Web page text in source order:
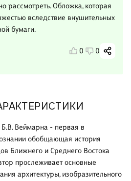
Веймарна - первая в
обобщающая история
Ближнего и Среднего Востока
прослеживает основные
архитектуры, изобразительного
рассмотреть. Обложка, которая
вследствие внушительных
бумаги.
0 0